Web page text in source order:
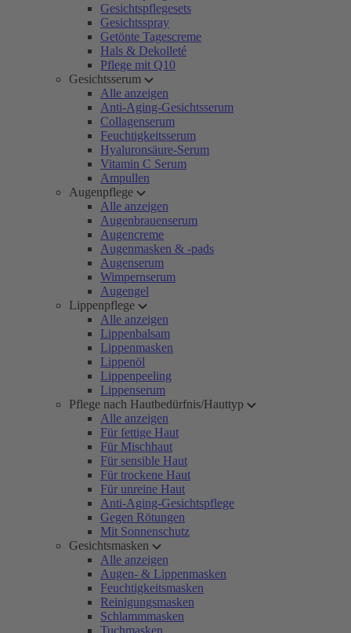
Gesichtspflegesets
Gesichtsspray
Getönte Tagescreme
Hals & Dekolleté
Pflege mit Q10
Gesichtsserum
Alle anzeigen
Anti-Aging-Gesichtsserum
Collagenserum
Feuchtigkeitsserum
Hyaluronsäure-Serum
Vitamin C Serum
Ampullen
Augenpflege
Alle anzeigen
Augenbrauenserum
Augencreme
Augenmasken & -pads
Augenserum
Wimpernserum
Augengel
Lippenpflege
Alle anzeigen
Lippenbalsam
Lippenmasken
Lippenöl
Lippenpeeling
Lippenserum
Pflege nach Hautbedürfnis/Hauttyp
Alle anzeigen
Für fettige Haut
Für Mischhaut
Für sensible Haut
Für trockene Haut
Für unreine Haut
Anti-Aging-Gesichtspflege
Gegen Rötungen
Mit Sonnenschutz
Gesichtsmasken
Alle anzeigen
Augen- & Lippenmasken
Feuchtigkeitsmasken
Reinigungsmasken
Schlammmasken
Tuchmasken